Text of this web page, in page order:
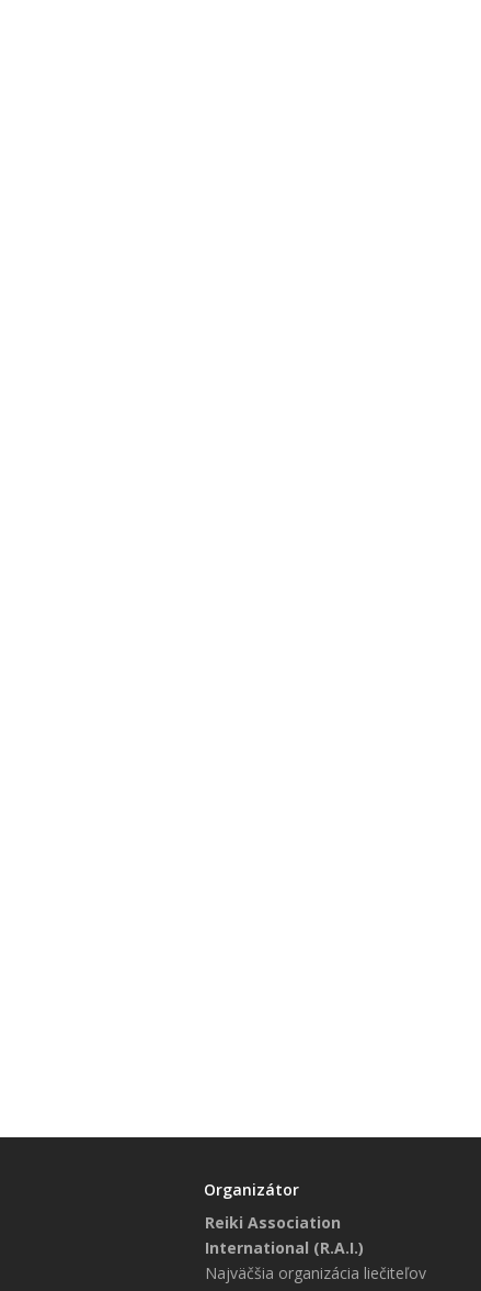
Organizátor
Reiki Association
International (R.A.I.)
Najväčšia organizácia liečiteľov